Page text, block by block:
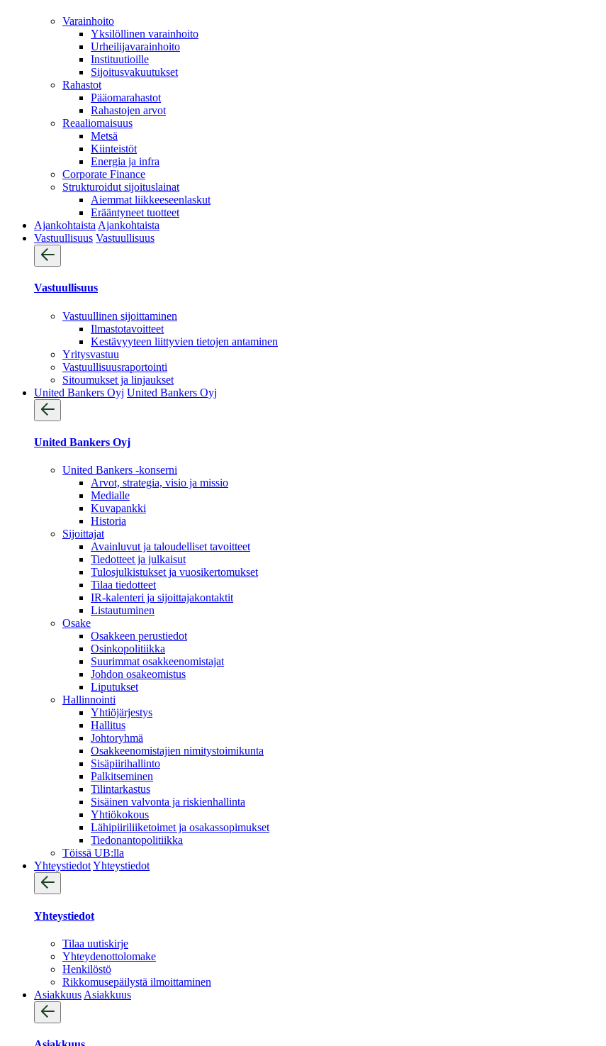
Varainhoito
Yksilöllinen varainhoito
Urheilijavarainhoito
Instituutioille
Sijoitusvakuutukset
Rahastot
Pääomarahastot
Rahastojen arvot
Reaaliomaisuus
Metsä
Kiinteistöt
Energia ja infra
Corporate Finance
Strukturoidut sijoituslainat
Aiemmat liikkeeseenlaskut
Erääntyneet tuotteet
Ajankohtaista Ajankohtaista
Vastuullisuus Vastuullisuus
Vastuullisuus
Vastuullinen sijoittaminen
Ilmastotavoitteet
Kestävyyteen liittyvien tietojen antaminen
Yritysvastuu
Vastuullisuus­raportointi
Sitoumukset ja linjaukset
United Bankers Oyj United Bankers Oyj
United Bankers Oyj
United Bankers -konserni
Arvot, strategia, visio ja missio
Medialle
Kuvapankki
Historia
Sijoittajat
Avainluvut ja taloudelliset tavoitteet
Tiedotteet ja julkaisut
Tulosjulkistukset ja vuosikertomukset
Tilaa tiedotteet
IR-kalenteri ja sijoittajakontaktit
Listautuminen
Osake
Osakkeen perustiedot
Osinkopolitiikka
Suurimmat osakkeenomistajat
Johdon osakeomistus
Liputukset
Hallinnointi
Yhtiöjärjestys
Hallitus
Johtoryhmä
Osakkeenomistajien nimitystoimikunta
Sisäpiirihallinto
Palkitseminen
Tilintarkastus
Sisäinen valvonta ja riskienhallinta
Yhtiökokous
Lähipiiriliiketoimet ja osakassopimukset
Tiedonantopolitiikka
Töissä UB:lla
YhteystiedotYhteystiedot
Yhteystiedot
Tilaa uutiskirje
Yhteydenotto­lomake
Henkilöstö
Rikkomusepäilystä ilmoittaminen
Asiakkuus Asiakkuus